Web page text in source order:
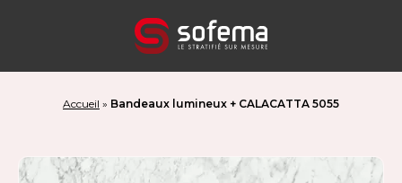
Accueil » Bandeaux lumineux + CALACATTA 5055